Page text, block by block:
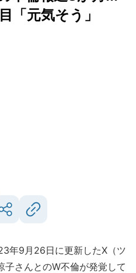
「元気そう」
年9月26日に更新したX（ツ
子さんとのW不倫が発覚して